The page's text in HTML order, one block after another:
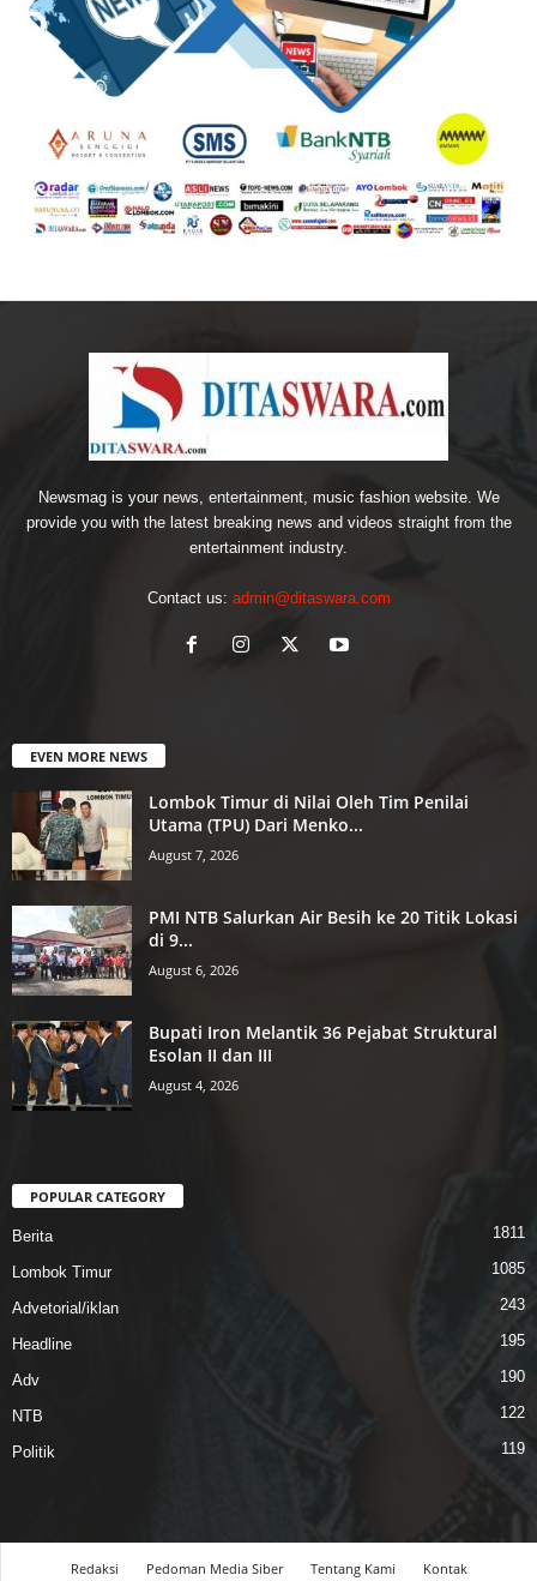
Newsmag is your news, entertainment, music fashion website. We
provide you with the latest breaking news and videos straight from the
entertainment industry.
Contact us: admin@ditaswara.com
EVEN MORE NEWS
Lombok Timur di Nilai Oleh Tim Penilai
Utama (TPU) Dari Menko...
August 7, 2026
PMI NTB Salurkan Air Besih ke 20 Titik Lokasi
di 9...
August 6, 2026
Bupati Iron Melantik 36 Pejabat Struktural
Esolan II dan III
August 4, 2026
POPULAR CATEGORY
Berita 1811
Lombok Timur 1085
Advetorial/iklan 243
Headline 195
Adv 190
NTB 122
Politik 119
Redaksi Pedoman Media Siber Tentang Kami Kontak